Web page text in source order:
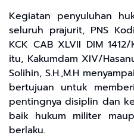
Kegiatan penyuluhan
seluruh prajurit, PNS
KCK CAB XLVII DIM
itu, Kakumdam XIV/
Solihin, S.H.,M.H
bertujuan untuk
pentingnya disiplin dan
baik hukum militer
berlaku.